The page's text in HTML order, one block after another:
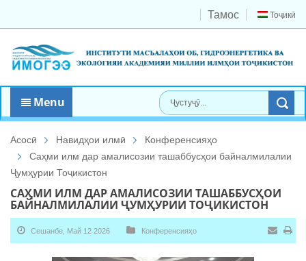
Тоҷикӣ
Тамос
Menu
Асосӣ Навидҳои илмӣ
Конференсияҳо
Саҳми илм дар амалисозии ташаббусҳои байналмилалии
Ҷумҳурии Тоҷикистон
САҲМИ ИЛМ ДАР АМАЛИСОЗИИ ТАШАББУСҲОИ
БАЙНАЛМИЛАЛИИ ҶУМҲУРИИ ТОҶИКИСТОН
Сешанбе, Май 12 2026 Конференсияҳо